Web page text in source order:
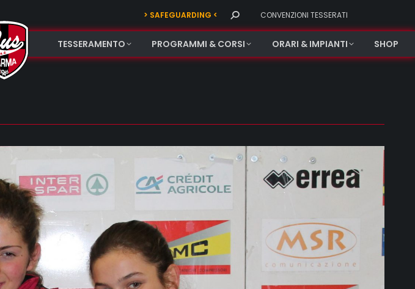
> SAFEGUARDING < Search: CONVENZIONI TESSERATI
TESSERAMENTO PROGRAMMI & CORSI ORARI & IMPIANTI SHOP